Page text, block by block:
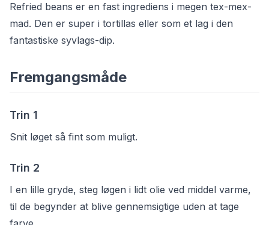
Refried beans er en fast ingrediens i megen tex-mex-
mad. Den er super i tortillas eller som et lag i den
fantastiske syvlags-dip.
Fremgangsmåde
Trin 1
Snit løget så fint som muligt.
Trin 2
I en lille gryde, steg løgen i lidt olie ved middel varme,
til de begynder at blive gennemsigtige uden at tage